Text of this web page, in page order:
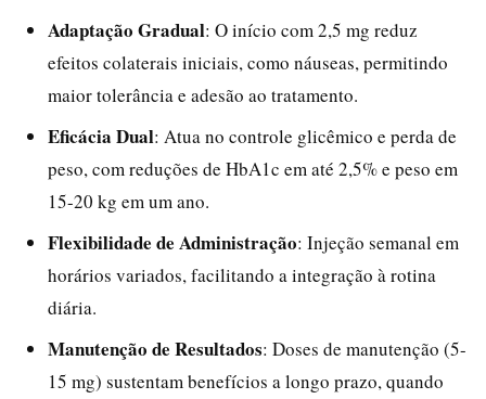
Adaptação Gradual: O início com 2,5 mg reduz
efeitos colaterais iniciais, como náuseas, permitindo
maior tolerância e adesão ao tratamento.
Eficácia Dual: Atua no controle glicêmico e perda de
peso, com reduções de HbA1c em até 2,5% e peso em
15-20 kg em um ano.
Flexibilidade de Administração: Injeção semanal em
horários variados, facilitando a integração à rotina
diária.
Manutenção de Resultados: Doses de manutenção (5-
15 mg) sustentam benefícios a longo prazo, quando